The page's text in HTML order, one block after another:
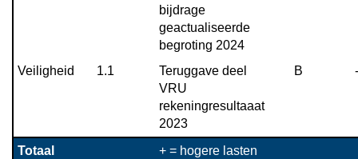
bijdrage
geactualiseerde
begroting 2024
Veiligheid 1.1
Teruggave deel
VRU
rekeningresultaaat
2023
B
Totaal
+ = hogere lasten